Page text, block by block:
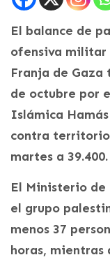
El balance de
ofensiva militar
Franja de Gaza
de octubre por
Islámica
contra territorio
martes a 39.400.
El Ministerio
el grupo
menos 37
horas, mientras